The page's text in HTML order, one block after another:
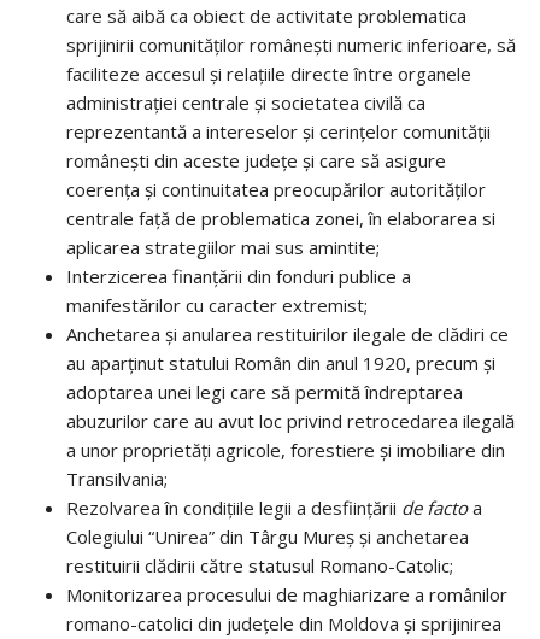
care să aibă ca obiect de activitate problematica
sprijinirii comunităţilor româneşti numeric inferioare, să
faciliteze accesul şi relaţiile directe între organele
administraţiei centrale şi societatea civilă ca
reprezentantă a intereselor şi cerinţelor comunităţii
româneşti din aceste judeţe şi care să asigure
coerenţa şi continuitatea preocupărilor autorităţilor
centrale faţă de problematica zonei, în elaborarea si
aplicarea strategiilor mai sus amintite;
Interzicerea finanțării din fonduri publice a
manifestărilor cu caracter extremist;
Anchetarea și anularea restituirilor ilegale de clădiri ce
au aparținut statului Român din anul 1920, precum și
adoptarea unei legi care să permită îndreptarea
abuzurilor care au avut loc privind retrocedarea ilegală
a unor proprietăţi agricole, forestiere şi imobiliare din
Transilvania;
Rezolvarea în condițiile legii a desființării de factoa
Colegiului “Unirea” din Târgu Mureș și anchetarea
restituirii clădirii către statusul Romano-Catolic;
Monitorizarea procesului de maghiarizare a românilor
romano-catolici din judeţele din Moldova şi sprijinirea